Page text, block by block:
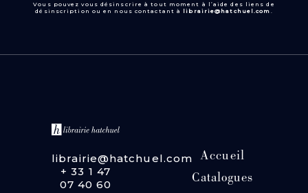
Vous pouvez vous désinscrire à tout moment à l’aide des liens de
désinscription ou en nous contactant à librairie@hatchuel.com .
librairie@hatchuel.com
+ 33 1 47
07 40 60
Accueil
Catalogues